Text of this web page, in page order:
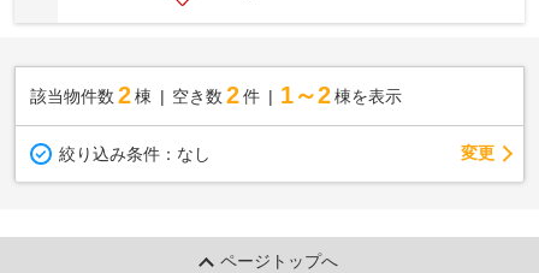
該当物件数 2棟 空き数 2 件 1～2 棟を表示
絞り込み条件： なし 変更
ページトップへ